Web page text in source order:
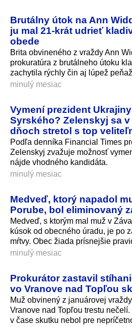
Brutálny útok na Ann
ju mal 21-krát udrieť
obede
Brita obvineného z vraždy Ann
prokuratúra z brutálneho útoku
zachytila rýchly čin aj lúpež
minulý mesiac
Vymení prezident
Syrského? Zelenskyj sa
dňoch stretol s top
Podľa denníka Financial Times
Zelenskyj zvažuje možnosť
nájde vhodného kandidáta.
minulý mesiac
Medveď, ktorý napadol
Porube, bol eliminovaný
Medveď, s ktorým mal muž v
kúsok od obecného úradu, je po
mŕtvy. Obec žiada prísnejšie
minulý mesiac
Prokurátor zastavil
vo Vranove nad Topľou
Muž obvinený z januárovej
Vranove nad Topľou trestu
v čase skutku nebol pre